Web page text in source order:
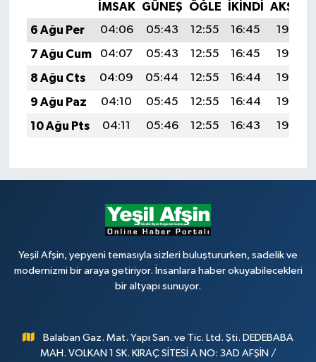
İMSAK GÜNEŞ ÖĞLE İKINDI
AKŞAM
6 Ağu Per
04:06 05:43 12:55 16:45
19:58
7 Ağu Cum
04:07 05:43 12:55 16:45
19:57
8 Ağu Cts
04:09 05:44 12:55 16:44
19:56
9 Ağu Paz
04:10 05:45 12:55 16:44
19:55
10 Ağu Pts
04:11 05:46 12:55 16:43 19:53
Yeşil Afşin, yepyeni temasıyla sizleri buluştururken, sadelik ve
modernizmi bir araya getiriyor. İnsanlara haber okuyabilecekleri
bir altyapı sunuyor.
Balaban Gaz. Mat. Yapı San. ve Tic. Ltd. Şti. DEDEBABA
MAH. VOLKAN 1 SK. KIRAÇ SİTESİ A NO: 3AD AFŞİN /